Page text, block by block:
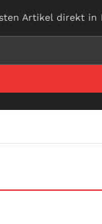
Artikel direkt